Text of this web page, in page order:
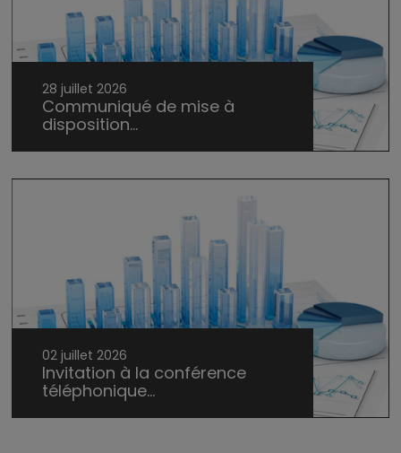
28 juillet 2026
Communiqué de mise à
disposition...
02 juillet 2026
Invitation à la conférence
téléphonique...